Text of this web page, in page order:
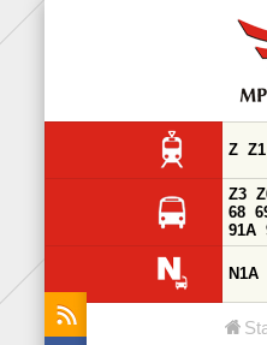
Z Z1
Z3
68
91A
N1A